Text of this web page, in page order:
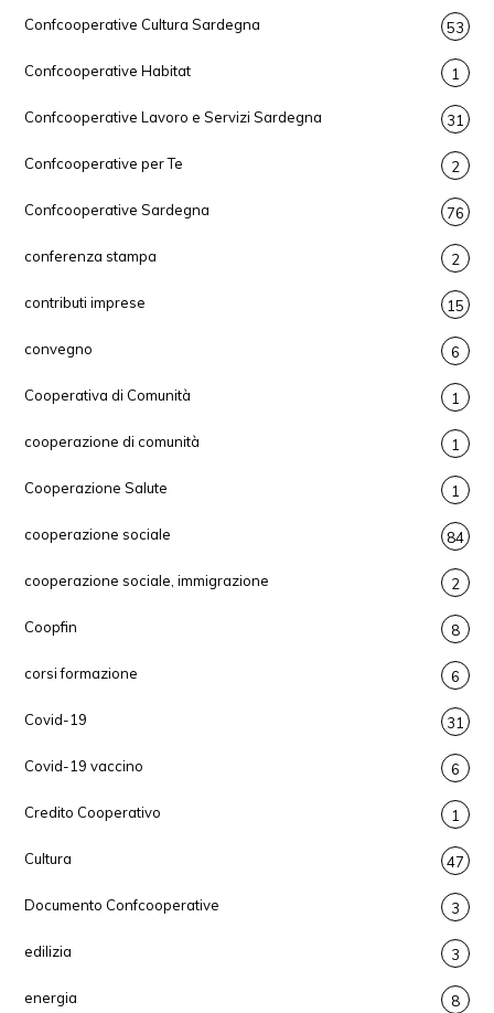
Confcooperative Cultura Sardegna 53
Confcooperative Habitat 1
Confcooperative Lavoro e Servizi Sardegna 31
Confcooperative per Te 2
Confcooperative Sardegna 76
conferenza stampa 2
contributi imprese 15
convegno 6
Cooperativa di Comunità 1
cooperazione di comunità 1
Cooperazione Salute 1
cooperazione sociale 84
cooperazione sociale, immigrazione 2
Coopfin 8
corsi formazione 6
Covid-19 31
Covid-19 vaccino 6
Credito Cooperativo 1
Cultura 47
Documento Confcooperative 3
edilizia 3
energia 8